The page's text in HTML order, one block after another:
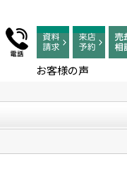
お客様の声